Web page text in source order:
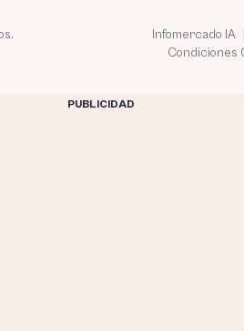
Infomercado IA
Condiciones
PUBLICIDAD